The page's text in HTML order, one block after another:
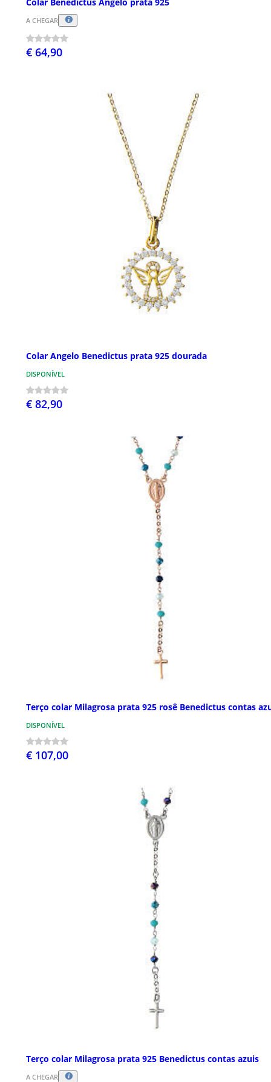
A CHEGAR
€ 64,90
Colar Angelo Benedictus prata 925 dourada
DISPONÍVEL
€ 82,90
Terço colar Milagrosa prata 925 rosê Benedictus contas
DISPONÍVEL
€ 107,00
Terço colar Milagrosa prata 925 Benedictus contas azuis
A CHEGAR